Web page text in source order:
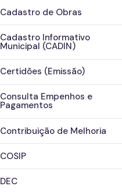
Cadastro de Obras
Cadastro Informativo
Municipal (CADIN)
Certidões (Emissão)
Consulta Empenhos e
Pagamentos
Contribuição de Melhoria
COSIP
DEC